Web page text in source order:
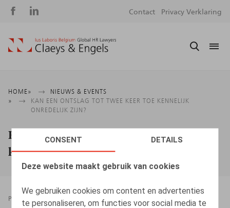
CONSENT DETAILS
Deze website maakt gebruik van cookies
We gebruiken cookies om content en advertenties
te personaliseren, om functies voor social media te
Social
Contact Privacy Verklaring
Kruimelpad
HOME
NIEUWS & EVENTS
KAN EEN ONTSLAG TOT TWEE KEER TOE KENNELIJK
ONREDELIJK ZIJN?
Kan een ontslag tot twee keer toe
kennelijk onredelijk zijn?
PRESSROOM 27.05.2025